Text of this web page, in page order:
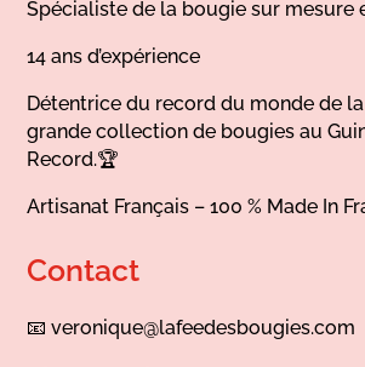
Spécialiste de la bougie sur mesure
14 ans d’expérience
Détentrice du record du monde de
grande collection de bougies au
Record.🏆
Artisanat Français – 100 % Made In
Contact
📧veronique@lafeedesbougies.com